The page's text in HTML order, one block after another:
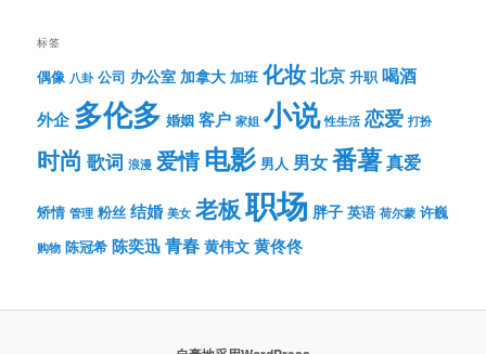
标签
偶像 八卦 公司 办公室 加拿大 加班 化妆北京 升职 喝酒
外企 多伦多 婚姻 客户 家姐 小说 性生活 恋爱 打扮
时尚 歌词 浪漫 爱情电影 男人 男女番薯真爱
矫情 管理 粉丝 结婚 美女 老板职场 胖子 英语 荷尔蒙 许巍
购物 陈冠希 陈奕迅 青春 黄伟文 黄佟佟